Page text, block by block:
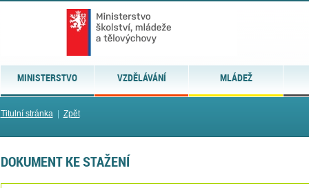
MINISTERSTVO VZDĚLÁVÁNÍ MLÁDEŽ
Titulní stránka| Zpět
DOKUMENT KE STAŽENÍ